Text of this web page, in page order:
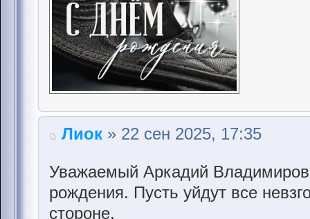
Лиок » 22 сен 2025, 17:35
Уважаемый Аркадий
рождения. Пусть уйдут все
стороне.